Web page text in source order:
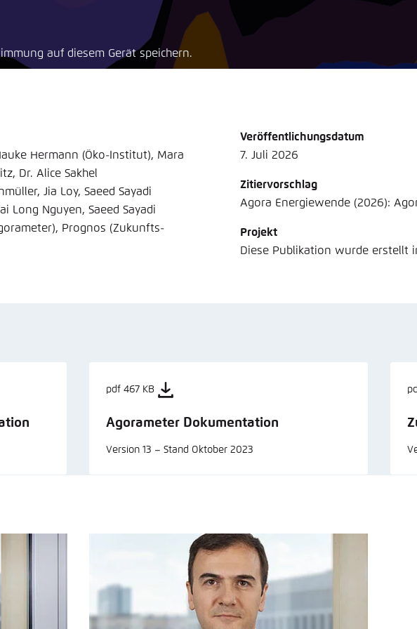
auf diesem Gerät speichern.
Hermann (Öko-Institut), Mara
Dr. Alice Sakhel
Jia Loy, Saeed Sayadi
Long Nguyen, Saeed Sayadi
Prognos (Zukunfts-
Veröffentlichungsdatum
7. Juli 2026
Zitiervorschlag
Agora Energiewende (2026):
Projekt
Diese Publikation wurde erstellt
pdf 467 KB
Agorameter Dokumentation
Version 13 – Stand Oktober 2023
Einstellung für diese Webseite im Browser speichern